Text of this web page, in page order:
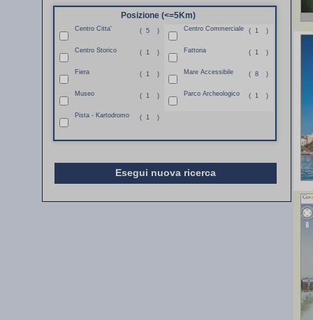
Posizione (<=5Km)
Centro Citta' ( 5 ) Centro Commerciale ( 1 )
Centro Storico ( 1 ) Fattoria ( 1 )
Fiera ( 1 ) Mare Accessibile ( 8 )
Museo ( 1 ) Parco Archeologico ( 1 )
Pista - Kartodromo ( 1 )
Esegui nuova ricerca